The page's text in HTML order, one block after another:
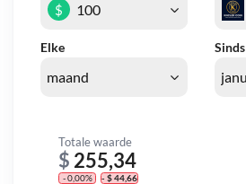
Elke Sinds
$
Totale waarde
$ 255,34
- 0,00% - $ 44,66